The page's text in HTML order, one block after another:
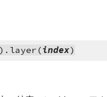
index)